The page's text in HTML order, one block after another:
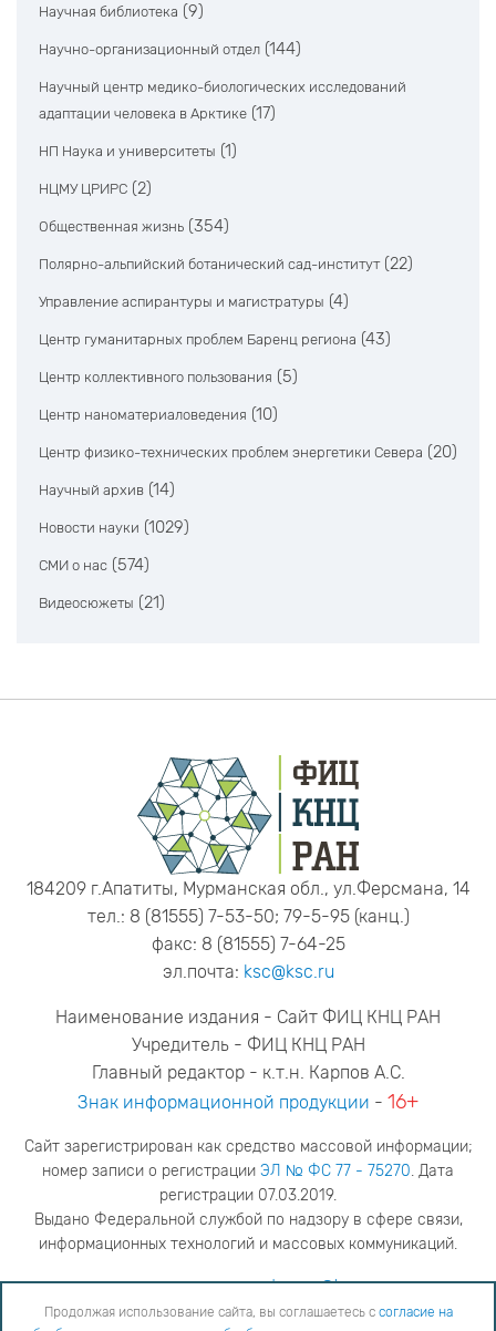
Научная библиотека (9)
Научно-организационный отдел (144)
Научный центр медико-биологических исследований
адаптации человека в Арктике (17)
НП Наука и университеты (1)
НЦМУ ЦРИРС (2)
Общественная жизнь (354)
Полярно-альпийский ботанический сад-институт (22)
Управление аспирантуры и магистратуры (4)
Центр гуманитарных проблем Баренц региона (43)
Центр коллективного пользования (5)
Центр наноматериаловедения (10)
Центр физико-технических проблем энергетики Севера (20)
Научный архив (14)
Новости науки (1029)
СМИ о нас (574)
Видеосюжеты (21)
184209 г.Апатиты, Мурманская обл., ул.Ферсмана, 14
тел.: 8 (81555) 7-53-50; 79-5-95 (канц.)
факс: 8 (81555) 7-64-25
эл.почта: ksc@ksc.ru
Наименование издания - Сайт ФИЦ КНЦ РАН
Учредитель - ФИЦ КНЦ РАН
Главный редактор - к.т.н. Карпов А.С.
Знак информационной продукции - 16+
Сайт зарегистрирован как средство массовой информации;
номер записи о регистрации ЭЛ № ФС 77 - 75270. Дата
регистрации 07.03.2019.
Выдано Федеральной службой по надзору в сфере связи,
информационных технологий и массовых коммуникаций.
адрес редакцииya.stogova@ksc.ru
телефон редакции81555-79-516
Продолжая использование сайта, вы соглашаетесь с согласие на